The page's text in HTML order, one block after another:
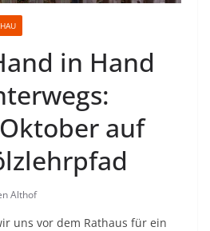
in Hand
auf
Althof
uns vor dem Rathaus für ein